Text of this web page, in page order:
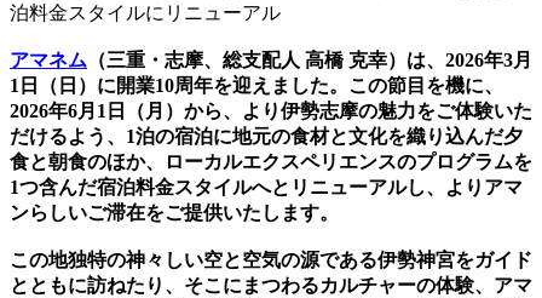
泊料金スタイルにリニューアル
アマネム （三重・志摩、総支配人 高橋 克幸）は、2026年3月
1日（日）に開業10周年を迎えました。この節目を機に、
2026年6月1日（月）から、より伊勢志摩の魅力をご体験いた
だけるよう、1泊の宿泊に地元の食材と文化を織り込んだ夕
食と朝食のほか、ローカルエクスペリエンスのプログラムを
1つ含んだ宿泊料金スタイルへとリニューアルし、よりアマ
ンらしいご滞在をご提供いたします。
この地独特の神々しい空と空気の源である伊勢神宮をガイド
とともに訪ねたり、そこにまつわるカルチャーの体験、アマ